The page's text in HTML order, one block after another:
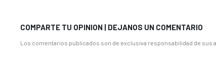
COMPARTE TU OPINION | DEJANOS UN COMENTARIO
Los comentarios publicados son de exclusiva responsabilidad de